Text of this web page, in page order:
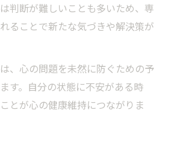
判断が難しいことも多いため、専
ることで新たな気づきや解決策が
、心の問題を未然に防ぐための予
す。自分の状態に不安がある時
とが心の健康維持につながりま